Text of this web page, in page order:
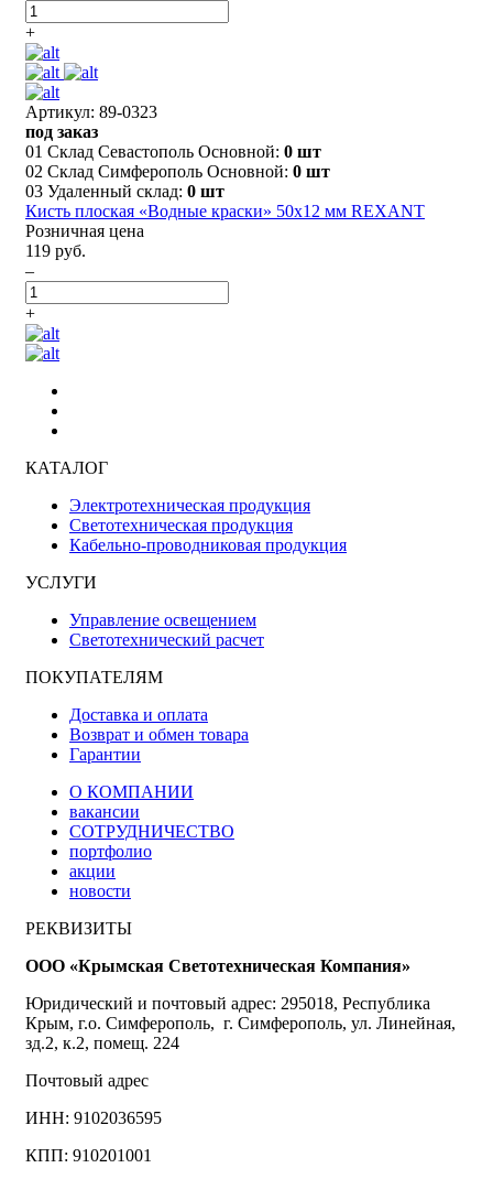
+
Артикул: 89-0323
под заказ
01 Склад Севастополь Основной: 0 шт
02 Склад Симферополь Основной: 0 шт
03 Удаленный склад: 0 шт
Кисть плоская «Водные краски» 50х12 мм REXANT
Розничная цена
119 руб.
–
+
КАТАЛОГ
Электротехническая продукция
Светотехническая продукция
Кабельно-проводниковая продукция
УСЛУГИ
Управление освещением
Светотехнический расчет
ПОКУПАТЕЛЯМ
Доставка и оплата
Возврат и обмен товара
Гарантии
О КОМПАНИИ
вакансии
СОТРУДНИЧЕСТВО
портфолио
акции
новости
РЕКВИЗИТЫ
ООО «Крымская Светотехническая Компания»
Юридический и почтовый адрес: 295018, Республика
Крым, г.о. Симферополь, г. Симферополь, ул. Линейная,
зд.2, к.2, помещ. 224
Почтовый адрес
ИНН: 9102036595
КПП: 910201001